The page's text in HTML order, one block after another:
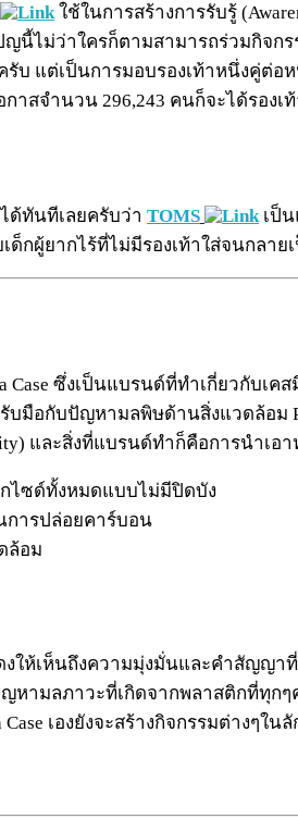
ใช้ในการสร้างการรับรู้
ไม่ว่าใครก็ตามสามารถร่วมกิจก
รับ แต่เป็นการมอบรองเท้าหนึ่งคู่
าสจำนวน 296,243 คนก็จะได้รองเ
ด้ทันทีเลยครับว่า TOMS
เป็น
กผู้ยากไร้ที่ไม่มีรองเท้าใส่จนกลาย
Case ซึ่งเป็นแบรนด์ที่ทำเกี่ยวกับเ
อกับปัญหามลพิษด้านสิ่งแวดล้อม
และสิ่งที่แบรนด์ทำก็คือการนำเอ
ไซด์ทั้งหมดแบบไม่มีปิดบัง
การปล่อยคาร์บอน
ล้อม
ห้เห็นถึงความมุ่งมั่นและคำสัญญา
หามลภาวะที่เกิดจากพลาสติกที่ทุก
เองยังจะสร้างกิจกรรมต่าง